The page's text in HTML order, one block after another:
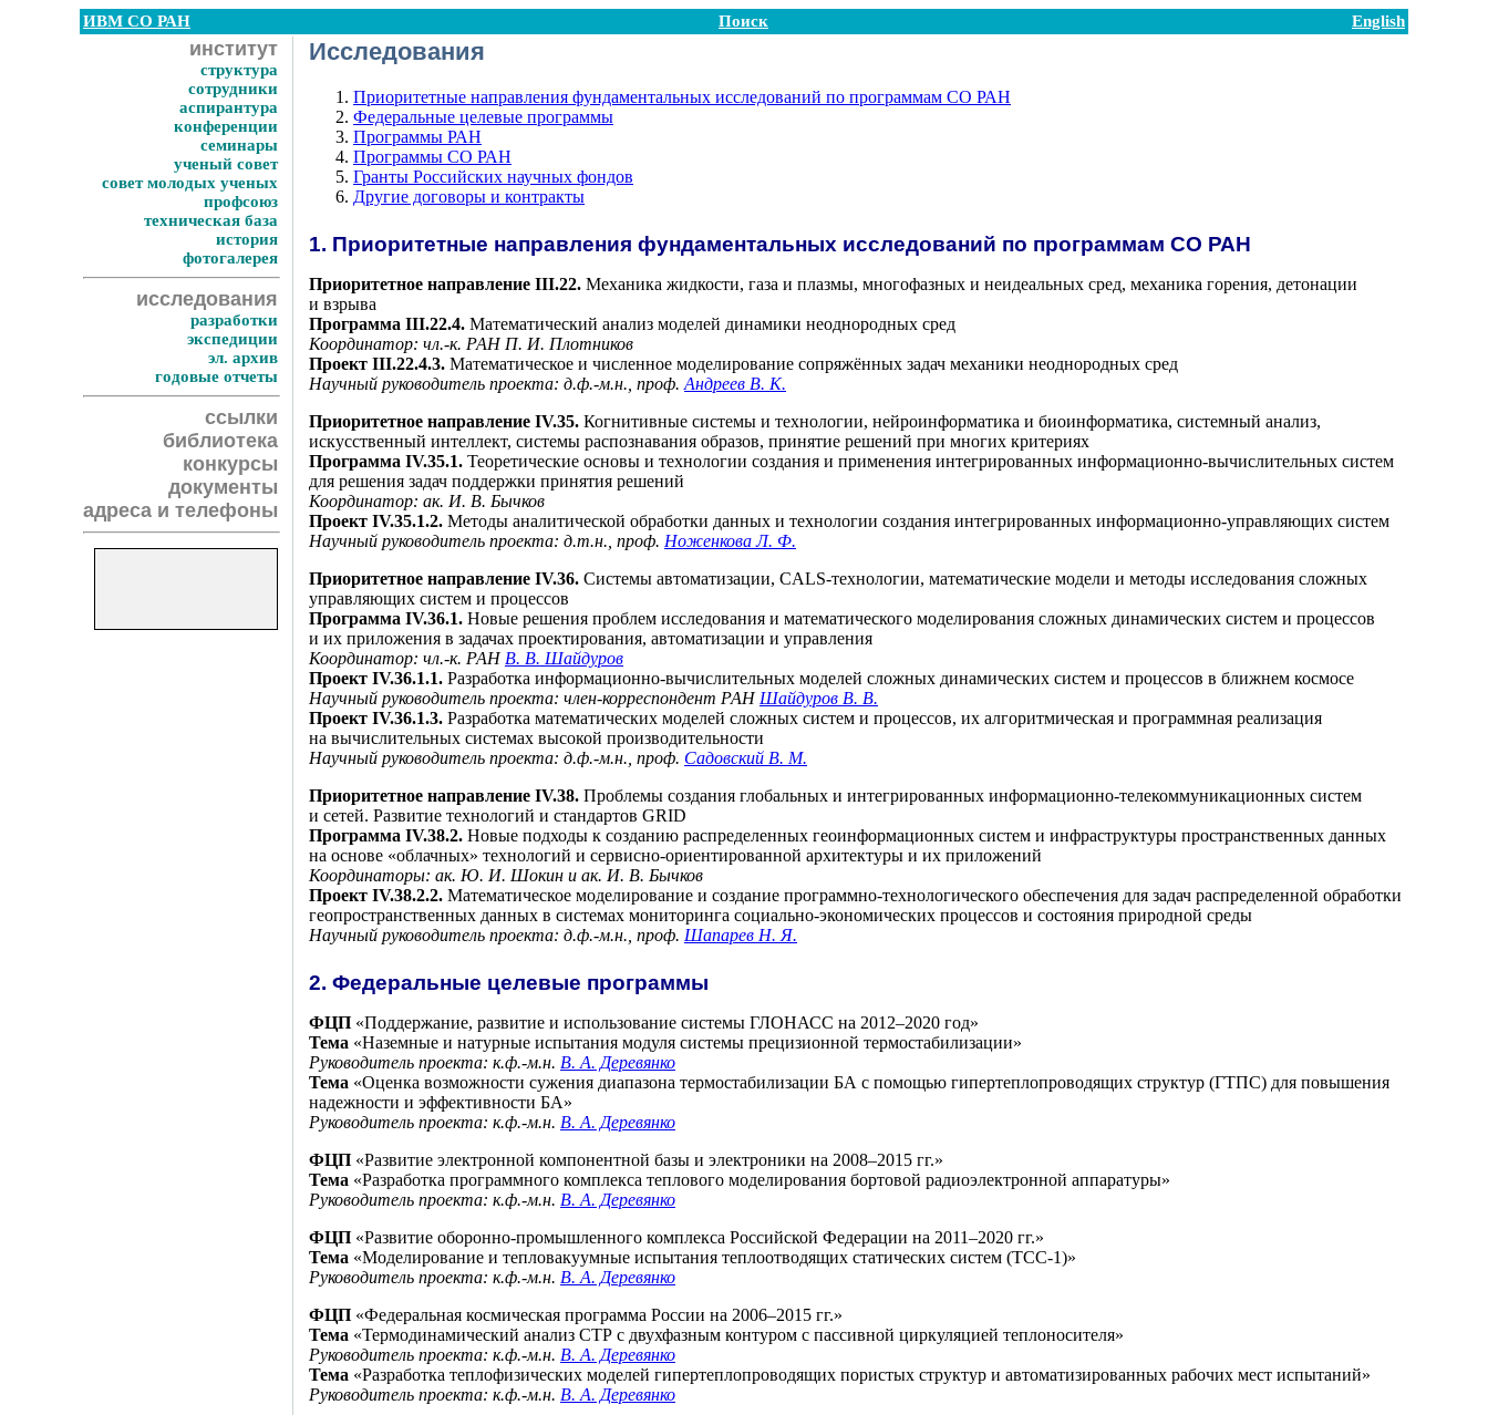
ИВМ СО РАН Поиск English
институт
структура
сотрудники
аспирантура
конференции
семинары
ученый совет
совет молодых ученых
профсоюз
техническая база
история
фотогалерея
исследования
разработки
экспедиции
эл. архив
годовые отчеты
ссылки
библиотека
конкурсы
документы
адреса и телефоны
Исследования
Приоритетные направления фундаментальных исследований по программам СО РАН
Федеральные целевые программы
Программы РАН
Программы СО РАН
Гранты Российских научных фондов
Другие договоры и контракты
1. Приоритетные направления фундаментальных исследований по программам СО РАН
Приоритетное направление III.22. Механика жидкости, газа и плазмы, многофазных и неидеальных сред, механика горения, детонации
и взрыва
Программа III.22.4. Математический анализ моделей динамики неоднородных сред
Координатор: чл.-к. РАН П. И. Плотников
Проект III.22.4.3. Математическое и численное моделирование сопряжённых задач механики неоднородных сред
Научный руководитель проекта: д.ф.-м.н., проф. Андреев В. К.
Приоритетное направление IV.35. Когнитивные системы и технологии, нейроинформатика и биоинформатика, системный анализ,
искусственный интеллект, системы распознавания образов, принятие решений при многих критериях
Программа IV.35.1. Теоретические основы и технологии создания и применения интегрированных информационно-вычислительных систем
для решения задач поддержки принятия решений
Координатор: ак. И. В. Бычков
Проект IV.35.1.2. Методы аналитической обработки данных и технологии создания интегрированных информационно-управляющих систем
Научный руководитель проекта: д.т.н., проф. Ноженкова Л. Ф.
Приоритетное направление IV.36. Системы автоматизации, CALS-технологии, математические модели и методы исследования сложных
управляющих систем и процессов
Программа IV.36.1. Новые решения проблем исследования и математического моделирования сложных динамических систем и процессов
и их приложения в задачах проектирования, автоматизации и управления
Координатор: чл.-к. РАН В. В. Шайдуров
Проект IV.36.1.1. Разработка информационно-вычислительных моделей сложных динамических систем и процессов в ближнем космосе
Научный руководитель проекта: член-корреспондент РАН Шайдуров В. В.
Проект IV.36.1.3. Разработка математических моделей сложных систем и процессов, их алгоритмическая и программная реализация
на вычислительных системах высокой производительности
Научный руководитель проекта: д.ф.-м.н., проф. Садовский В. М.
Приоритетное направление IV.38. Проблемы создания глобальных и интегрированных информационно-телекоммуникационных систем
и сетей. Развитие технологий и стандартов GRID
Программа IV.38.2. Новые подходы к созданию распределенных геоинформационных систем и инфраструктуры пространственных данных
на основе «облачных» технологий и сервисно-ориентированной архитектуры и их приложений
Координаторы: ак. Ю. И. Шокин и ак. И. В. Бычков
Проект IV.38.2.2. Математическое моделирование и создание программно-технологического обеспечения для задач распределенной обработки
геопространственных данных в системах мониторинга социально-экономических процессов и состояния природной среды
Научный руководитель проекта: д.ф.-м.н., проф. Шапарев Н. Я.
2. Федеральные целевые программы
ФЦП «Поддержание, развитие и использование системы ГЛОНАСС на 2012–2020 год»
Тема «Наземные и натурные испытания модуля системы прецизионной термостабилизации»
Руководитель проекта: к.ф.-м.н. В. А. Деревянко
Тема «Оценка возможности сужения диапазона термостабилизации БА с помощью гипертеплопроводящих структур (ГТПС) для повышения
надежности и эффективности БА»
Руководитель проекта: к.ф.-м.н. В. А. Деревянко
ФЦП «Развитие электронной компонентной базы и электроники на 2008–201 5 гг.»
Тема «Разработка программного комплекса теплового моделирования бортовой радиоэлектронной аппаратуры»
Руководитель проекта: к.ф.-м.н. В. А. Деревянко
ФЦП «Развитие оборонно-промышленного комплекса Российской Федерации на 2011–2020 гг.»
Тема «Моделирование и тепловакуумные испытания теплоотводящих статических систем (ТСС-1)»
Руководитель проекта: к.ф.-м.н. В. А. Деревянко
ФЦП «Федеральная космическая программа России на 2006–201 5 гг.»
Тема «Термодинамический анализ СТР с двухфазным контуром с пассивной циркуляцией теплоносителя»
Руководитель проекта: к.ф.-м.н. В. А. Деревянко
Тема «Разработка теплофизических моделей гипертеплопроводящих пористых структур и автоматизированных рабочих мест испытаний»
Руководитель проекта: к.ф.-м.н. В. А. Деревянко